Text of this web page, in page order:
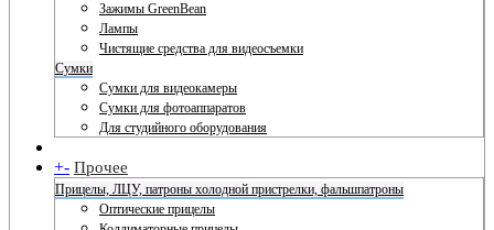
Зажимы GreenBean
Лампы
Чистящие средства для видеосъемки
Сумки
Сумки для видеокамеры
Сумки для фотоаппаратов
Для студийного оборудования
+- Прочее
Прицелы, ЛЦУ, патроны холодной пристрелки, фальшпатроны
Оптические прицелы